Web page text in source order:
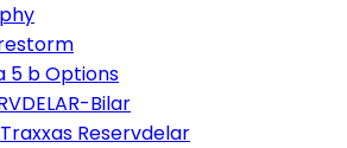
5 b Options
Bilar
Traxxas Reservdelar